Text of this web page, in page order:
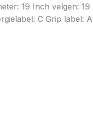
19 Inch velgen:
C Grip label: A